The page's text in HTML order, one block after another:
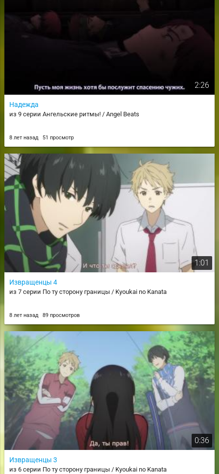
2:26
Надежда
из 9 серии Ангельские ритмы! / Angel Beats
8 лет назад 51 просмотр
1:01
Извращенцы 4
из 7 серии По ту сторону границы / Kyoukai no Kanata
8 лет назад 89 просмотров
0:36
Извращенцы 3
из 6 серии По ту сторону границы / Kyoukai no Kanata